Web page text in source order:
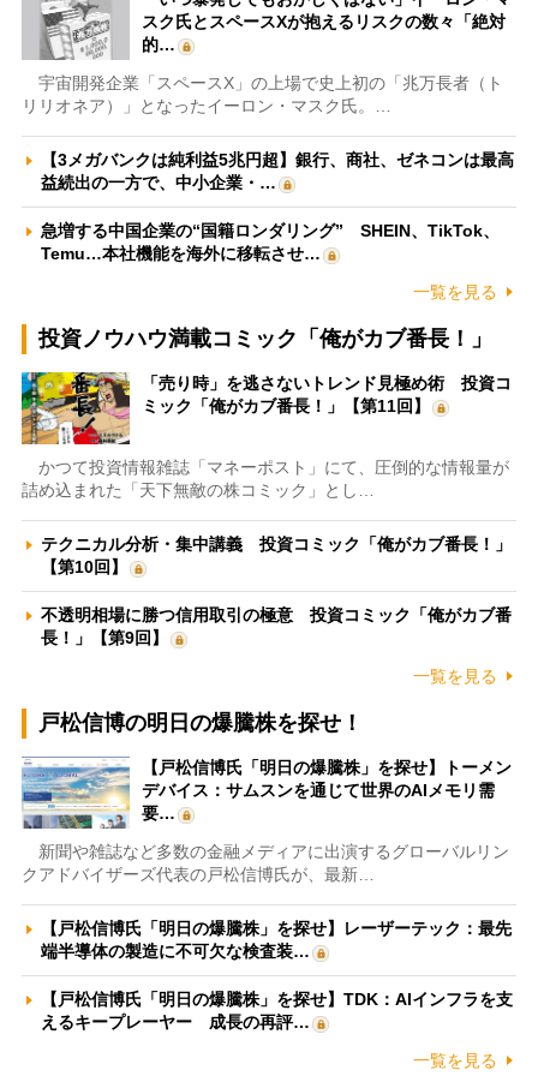
スク氏とスペースXが抱えるリスクの数々「絶対
的…
宇宙開発企業「スペースX」の上場で史上初の「兆万長者（ト
リリオネア）」となったイーロン・マスク氏。…
【3メガバンクは純利益5兆円超】銀行、商社、ゼネコンは最高
益続出の一方で、中小企業・…
急増する中国企業の“国籍ロンダリング” SHEIN、TikTok、
Temu…本社機能を海外に移転させ…
一覧を見る
投資ノウハウ満載コミック「俺がカブ番長！」
「売り時」を逃さないトレンド見極め術 投資コ
ミック「俺がカブ番長！」【第11回】
かつて投資情報雑誌「マネーポスト」にて、圧倒的な情報量が
詰め込まれた「天下無敵の株コミック」とし…
テクニカル分析・集中講義 投資コミック「俺がカブ番長！」
【第10回】
不透明相場に勝つ信用取引の極意 投資コミック「俺がカブ番
長！」【第9回】
一覧を見る
戸松信博の明日の爆騰株を探せ！
【戸松信博氏「明日の爆騰株」を探せ】トーメン
デバイス：サムスンを通じて世界のAIメモリ需
要…
新聞や雑誌など多数の金融メディアに出演するグローバルリン
クアドバイザーズ代表の戸松信博氏が、最新…
【戸松信博氏「明日の爆騰株」を探せ】レーザーテック：最先
端半導体の製造に不可欠な検査装…
【戸松信博氏「明日の爆騰株」を探せ】TDK：AIインフラを支
えるキープレーヤー 成長の再評…
一覧を見る